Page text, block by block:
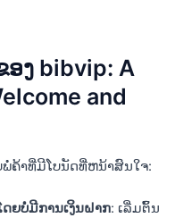
ງ bibvip: A
and
ຄ້າທີ່ມີໂບນັດທີ່ຫນ້າສົນໃຈ:
ຍບໍ່ມີການເງິນຝາກ: ເລີ່ມຕົ້ນ